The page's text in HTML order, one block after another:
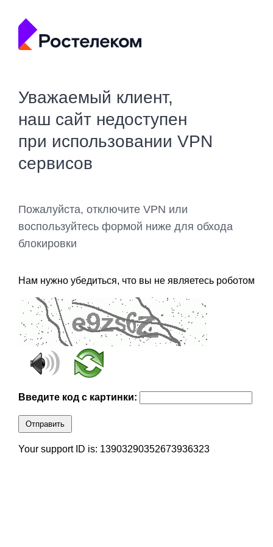
Уважаемый клиент,
наш сайт недоступен
при использовании VPN
сервисов
Пожалуйста, отключите VPN или
воспользуйтесь формой ниже для обхода
блокировки
Нам нужно убедиться, что вы не являетесь роботом
Введите код с картинки:
Отправить
Your support ID is: 13903290352673936323